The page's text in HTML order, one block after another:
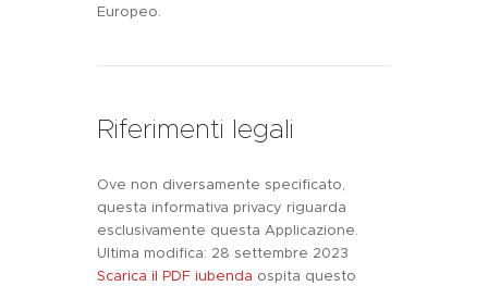
Europeo.
Riferimenti legali
Ove non diversamente specificato,
questa informativa privacy riguarda
esclusivamente questa Applicazione.
Ultima modifica: 28 settembre 2023
Scarica il PDF iubenda ospita questo